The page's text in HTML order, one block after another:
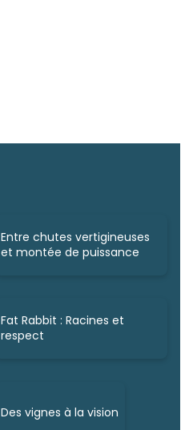
Entre chutes vertigineuses
et montée de puissance
Fat Rabbit : Racines et
respect
Des vignes à la vision